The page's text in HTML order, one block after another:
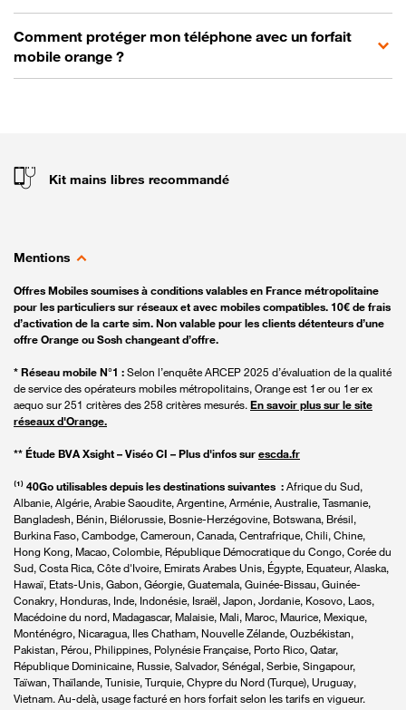
Comment protéger mon téléphone avec un forfait
mobile orange ?
Kit mains libres recommandé
Mentions
Offres Mobiles soumises à conditions valables en France métropolitaine
pour les particuliers sur réseaux et avec mobiles compatibles. 10€ de frais
d’activation de la carte sim. Non valable pour les clients détenteurs d’une
offre Orange ou Sosh changeant d’offre.
* Réseau mobile N°1 : Selon l’enquête ARCEP 2025 d’évaluation de la qualité
de service des opérateurs mobiles métropolitains, Orange est 1er ou 1er ex
aequo sur 251 critères des 258 critères mesurés. En savoir plus sur le site
réseaux d'Orange.
** Étude BVA Xsight – Viséo CI – Plus d'infos sur escda.fr
⁽¹⁾ 40Go utilisables depuis les destinations suivantes : Afrique du Sud,
Albanie, Algérie, Arabie Saoudite, Argentine, Arménie, Australie, Tasmanie,
Bangladesh, Bénin, Biélorussie, Bosnie-Herzégovine, Botswana, Brésil,
Burkina Faso, Cambodge, Cameroun, Canada, Centrafrique, Chili, Chine,
Hong Kong, Macao, Colombie, République Démocratique du Congo, Corée du
Sud, Costa Rica, Côte d'Ivoire, Emirats Arabes Unis, Égypte, Equateur, Alaska,
Hawaï, Etats-Unis, Gabon, Géorgie, Guatemala, Guinée-Bissau, Guinée-
Conakry, Honduras, Inde, Indonésie, Israël, Japon, Jordanie, Kosovo, Laos,
Macédoine du nord, Madagascar, Malaisie, Mali, Maroc, Maurice, Mexique,
Monténégro, Nicaragua, Iles Chatham, Nouvelle Zélande, Ouzbékistan,
Pakistan, Pérou, Philippines, Polynésie Française, Porto Rico, Qatar,
République Dominicaine, Russie, Salvador, Sénégal, Serbie, Singapour,
Taïwan, Thaïlande, Tunisie, Turquie, Chypre du Nord (Turque), Uruguay,
Vietnam. Au-delà, usage facturé en hors forfait selon les tarifs en vigueur.